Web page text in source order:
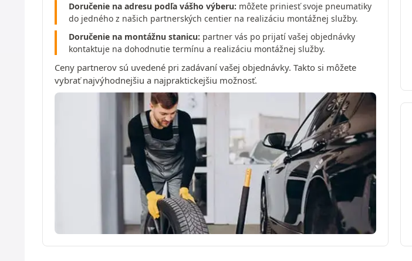
Doručenie na adresu podľa vášho výberu: môžete priniesť svoje pneumatiky
do jedného z našich partnerských centier na realizáciu montážnej služby.
Doručenie na montážnu stanicu: partner vás po prijatí vašej objednávky
kontaktuje na dohodnutie termínu a realizáciu montážnej služby.
Ceny partnerov sú uvedené pri zadávaní vašej objednávky. Takto si môžete
vybrať najvýhodnejšiu a najpraktickejšiu možnosť.